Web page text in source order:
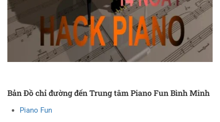
Bản Đồ chỉ đường đến Trung tâm Piano Fun Bình Minh
Piano Fun